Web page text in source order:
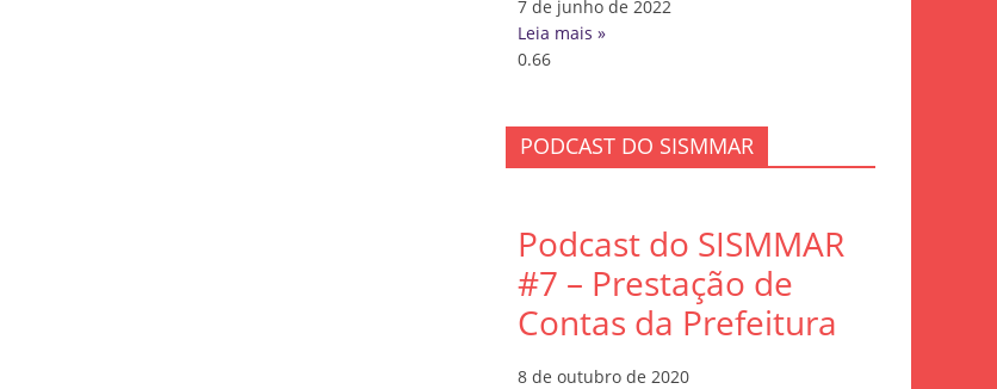
7 de junho de 2022
Leia mais »
PODCAST DO SISMMAR
Podcast do SISMMAR
#7 – Prestação de
Contas da Prefeitura
8 de outubro de 2020